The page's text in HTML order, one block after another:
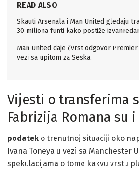
READ ALSO
Skauti Arsenala i Man United gledaju
30 miliona funti kako postiže
Man United daje čvrst odgovor
vezi sa upitom za Seska.
Vijesti o transferima
Fabrizija Romana su i
podatek o trenutnoj situaciji oko
Ivana Toneya u vezi sa Manchester
spekulacijama o tome kakvu vrstu